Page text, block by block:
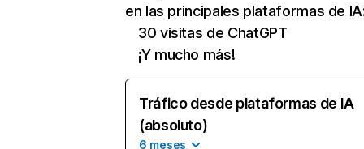
en las principales plataformas de
30 visitas de ChatGPT
¡Y mucho más!
Tráfico desde plataformas de IA
(absoluto)
6 meses